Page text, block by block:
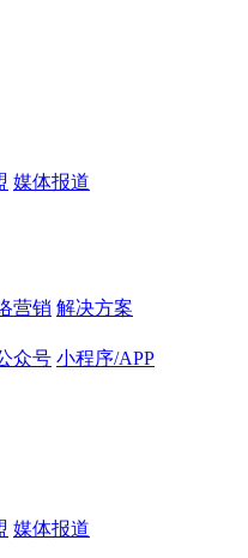
媒体报道
营销 解决方案
众号 小程序/APP
媒体报道